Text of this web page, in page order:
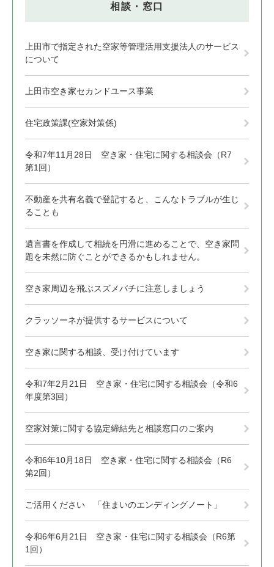
相談・窓口
上田市で指定された空家等管理活用支援法人のサービス
について
上田市空き家セカンドユース事業
住宅政策課(空家対策係)
令和7年11月28日 空き家・住宅に関する相談会（R7
第1回）
不動産を共有名義で登記すると、こんなトラブルが生じ
ることも
遺言書を作成して相続を円滑に進めることで、空き家問
題を未然に防ぐことができるかもしれません。
空き家周辺を飛ぶスズメバチに注意しましょう
クラッソーネが提供するサービスについて
空き家に関する相談、受け付けています
令和7年2月21日 空き家・住宅に関する相談会（令和6
年度第3回）
空家対策に関する協定締結先と相談窓口のご案内
令和6年10月18日 空き家・住宅に関する相談会（R6
第2回）
ご活用ください 「住まいのエンディングノート」
令和6年6月21日 空き家・住宅に関する相談会（R6第
1回）